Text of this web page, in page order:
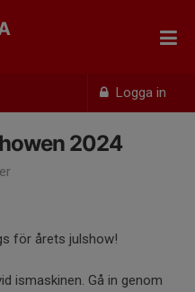
Logga in
2024
för årets julshow!
ismaskinen. Gå in genom